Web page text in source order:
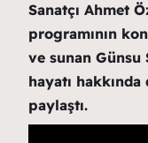
Sanatçı Ahmet
programının
ve sunan Günsu
hayatı
paylaştı.